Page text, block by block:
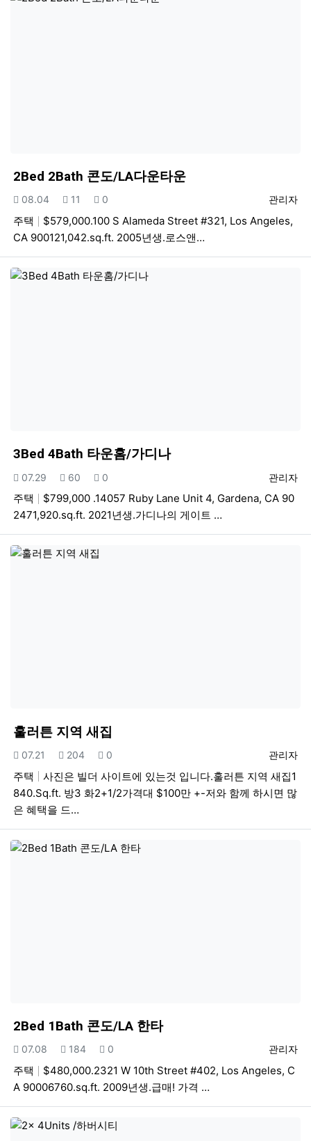
2Bed 2Bath 콘도/LA다운타운
등록자
관리자
등록일
08.04 조회
11 추천
0
주택
$579,000.100 S Alameda Street #321, Los Angeles,
CA 900121,042.sq.ft. 2005년생.로스앤…
3Bed 4Bath 타운홈/가디나
등록자
관리자
등록일
07.29 조회
60 추천
0
주택
$799,000 .14057 Ruby Lane Unit 4, Gardena, CA 90
2471,920.sq.ft. 2021년생.가디나의 게이트 …
훌러튼 지역 새집
등록자
관리자
등록일
07.21 조회
204 추천
0
주택
사진은 빌더 사이트에 있는것 입니다.훌러튼 지역 새집1
840.Sq.ft. 방3 화2+1/2가격대 $100만 +-저와 함께 하시면 많
은 혜택을 드…
2Bed 1Bath 콘도/LA 한타
등록자
관리자
등록일
07.08 조회
184 추천
0
주택
$480,000.2321 W 10th Street #402, Los Angeles, C
A 90006760.sq.ft. 2009년생.급매! 가격 …